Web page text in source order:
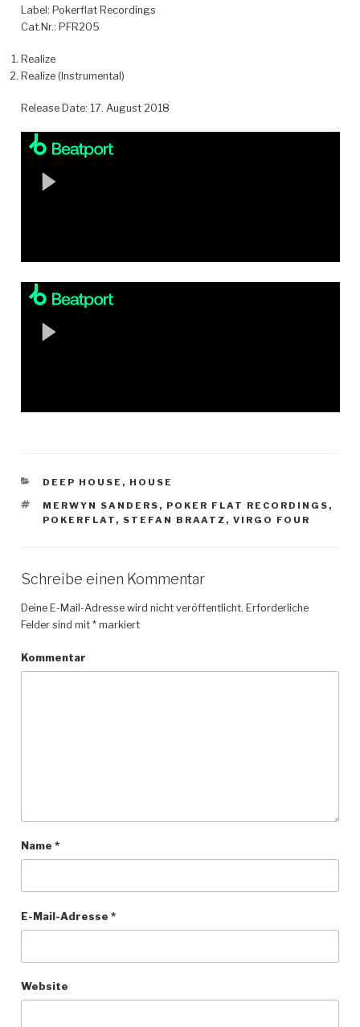
Label: Pokerflat Recordings
Cat.Nr.: PFR205
Realize
Realize (Instrumental)
Release Date: 17. August 2018
KATEGORIEN
DEEP HOUSE , HOUSE
SCHLAGWÖRTER
MERWYN SANDERS , POKER FLAT RECORDINGS ,
POKERFLAT , STEFAN BRAATZ ,VIRGO FOUR
Schreibe einen Kommentar
Deine E-Mail-Adresse wird nicht veröffentlicht. Erforderliche
Felder sind mit *markiert
Kommentar
Name *
E-Mail-Adresse *
Website